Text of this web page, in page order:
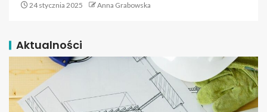
24 stycznia 2025 Anna Grabowska
Aktualności